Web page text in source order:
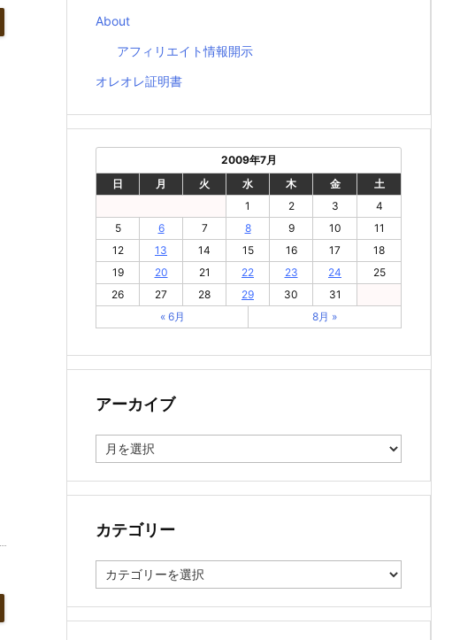
About
アフィリエイト情報開示
オレオレ証明書
2009年7月
日
月 火 水 木 金
土
1
2 3
4
5
6 7 8 9 10
11
12
13 14 15 16 17
18
19
20 21 22 23 24
25
26
27 28 29 30
31
« 6月
8月 »
アーカイブ
ー
イ
カテゴリー
テ
リ